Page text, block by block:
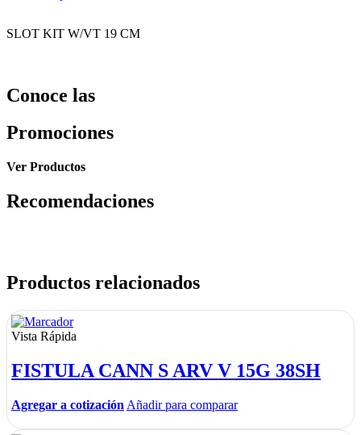
SLOT KIT W/VT 19 CM
Conoce las
Promociones
Ver Productos
Recomendaciones
Productos relacionados
Vista Rápida
FISTULA CANN S ARV V 15G 38SH
Agregar a cotización Añadir para comparar